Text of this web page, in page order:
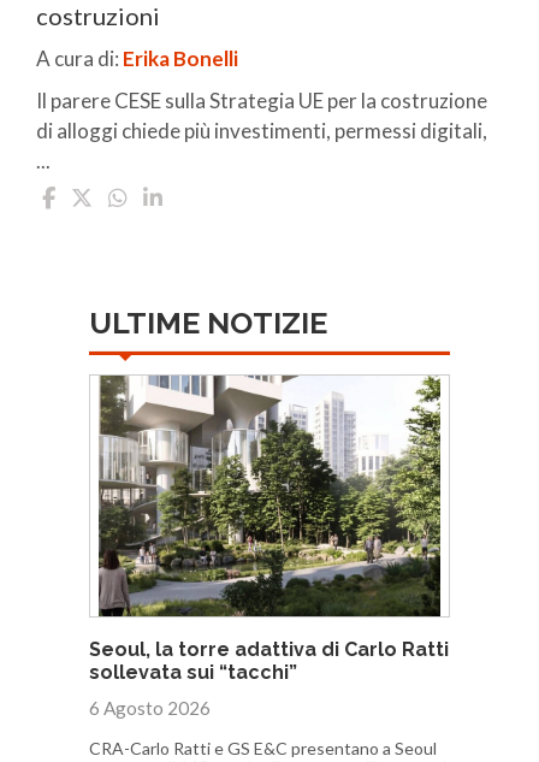
costruzioni
A cura di: Erika Bonelli
Il parere CESE sulla Strategia UE per la costruzione
di alloggi chiede più investimenti, permessi digitali,
...
ULTIME NOTIZIE
Seoul, la torre adattiva di Carlo Ratti
sollevata sui “tacchi”
6 Agosto 2026
CRA-Carlo Ratti e GS E&C presentano a Seoul